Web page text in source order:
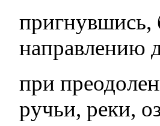
пригнувшись,
направлению
при
ручьи, реки,